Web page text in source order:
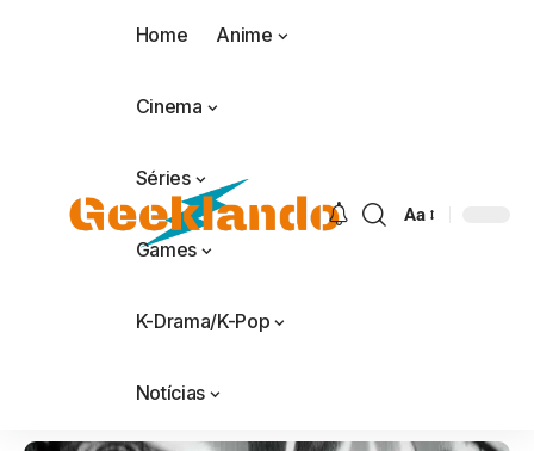
Home Anime
Cinema
Séries
Games
K-Drama/K-Pop
Notícias
Aa